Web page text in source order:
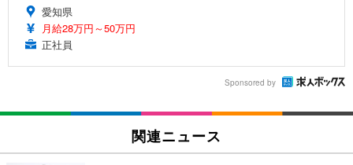
愛知県
月給28万円～50万円
正社員
Sponsored by
関連ニュース